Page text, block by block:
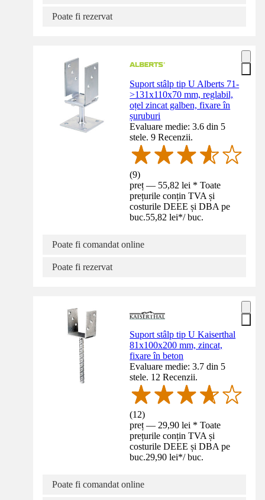
Poate fi rezervat
Suport stâlp tip U Alberts 71-
>131x110x70 mm, reglabil,
oțel zincat galben, fixare în
șuruburi
Evaluare medie: 3.6 din 5
stele. 9 Recenzii.
(9)
preț — 55,82 lei * Toate
prețurile conțin TVA și
costurile DEEE și DBA pe
buc.55,82 lei*/ buc.
Poate fi comandat online
Poate fi rezervat
Suport stâlp tip U Kaiserthal
81x100x200 mm, zincat,
fixare în beton
Evaluare medie: 3.7 din 5
stele. 12 Recenzii.
(12)
preț — 29,90 lei * Toate
prețurile conțin TVA și
costurile DEEE și DBA pe
buc.29,90 lei*/ buc.
Poate fi comandat online